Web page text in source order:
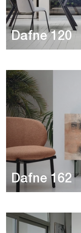
Dafne 120
Dafne 162